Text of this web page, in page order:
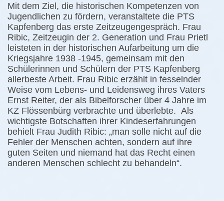
Mit dem Ziel, die historischen Kompetenzen von
Jugendlichen zu fördern, veranstaltete die PTS
Kapfenberg das erste Zeitzeugengespräch. Frau
Ribic, Zeitzeugin der 2. Generation und Frau Prietl
leisteten in der historischen Aufarbeitung um die
Kriegsjahre 1938 -1945, gemeinsam mit den
Schülerinnen und Schülern der PTS Kapfenberg
allerbeste Arbeit. Frau Ribic erzählt in fesselnder
Weise vom Lebens- und Leidensweg ihres Vaters
Ernst Reiter, der als Bibelforscher über 4 Jahre im
KZ Flössenbürg verbrachte und überlebte. Als
wichtigste Botschaften ihrer Kindeserfahrungen
behielt Frau Judith Ribic: „man solle nicht auf die
Fehler der Menschen achten, sondern auf ihre
guten Seiten und niemand hat das Recht einen
anderen Menschen schlecht zu behandeln“.